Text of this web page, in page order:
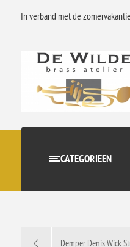
In verband met de
CATEGORIEEN
Demper Denis Wick